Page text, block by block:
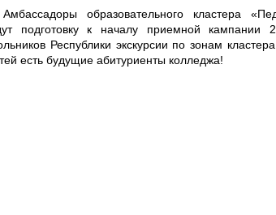
Амбассадоры образовательного кластера
подготовку к началу приемной кампании
Республики экскурсии по зонам
есть будущие абитуриенты колледжа!